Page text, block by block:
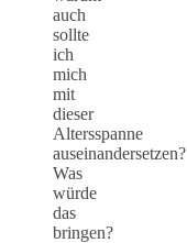
auch
sollte
ich
mich
mit
dieser
Altersspanne
auseinandersetzen?
Was
würde
das
bringen?